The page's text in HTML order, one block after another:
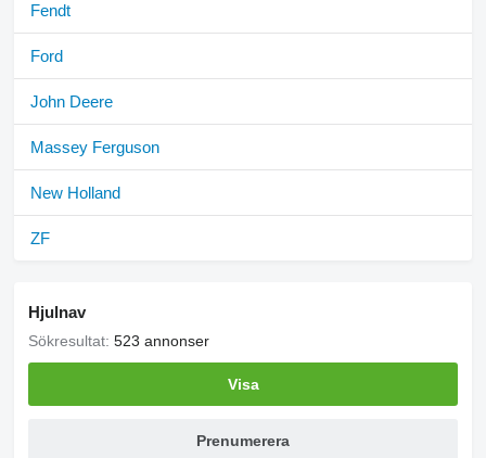
Fendt
Ford
John Deere
Massey Ferguson
New Holland
ZF
Hjulnav
Sökresultat: 523 annonser
Visa
Prenumerera